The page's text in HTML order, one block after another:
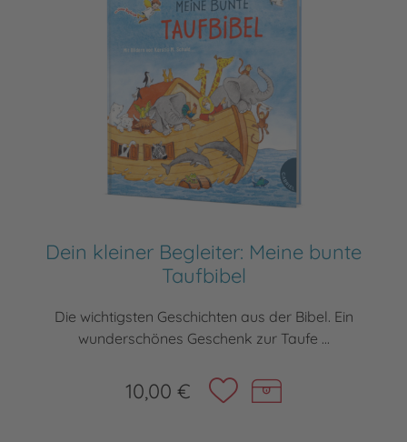
Dein kleiner Begleiter: Meine bunte
Taufbibel
Die wichtigsten Geschichten aus der Bibel. Ein
wunderschönes Geschenk zur Taufe ...
10,00 €